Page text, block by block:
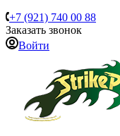
+7 (921) 740 00 88
Заказать звонок
Войти